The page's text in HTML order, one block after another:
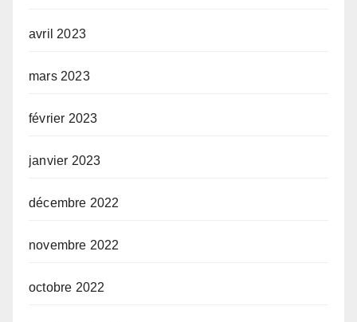
avril 2023
mars 2023
février 2023
janvier 2023
décembre 2022
novembre 2022
octobre 2022